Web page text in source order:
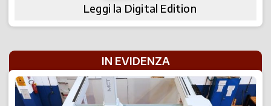
Leggi la Digital Edition
IN EVIDENZA